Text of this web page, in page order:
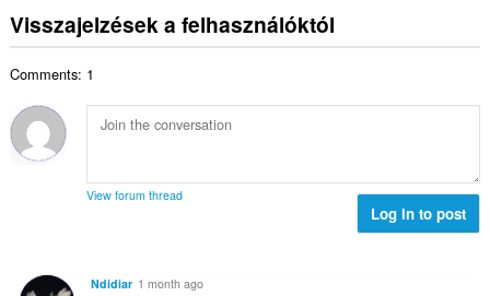
z
á
:
l
é
z
á
a
:
r
t
e
l
s
a
z
é
r
k
s
Visszajelzések a felhasználóktól
Comments: 1
View forum thread
Log in to post
Ndidiar 1 month ago